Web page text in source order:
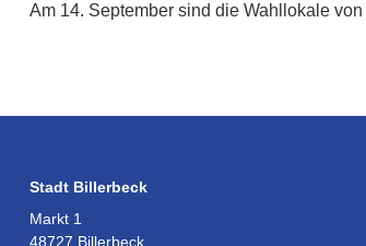
Am 14. September sind die Wahllokale von
Stadt Billerbeck
Markt 1
48727 Billerbeck